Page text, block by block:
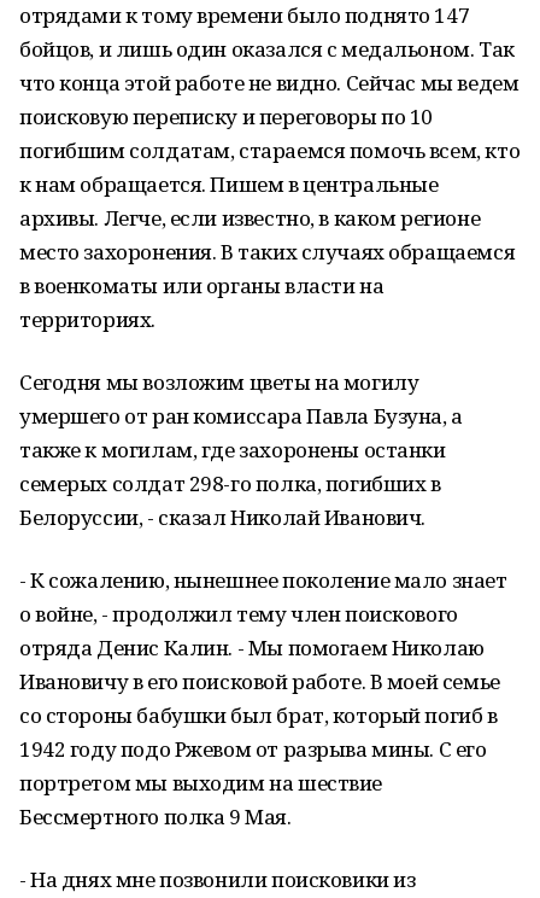
отрядами к тому времени было поднято 147
бойцов, и лишь один оказался с медальоном. Так
что конца этой работе не видно. Сейчас мы ведем
поисковую переписку и переговоры по 10
погибшим солдатам, стараемся помочь всем, кто
к нам обращается. Пишем в центральные
архивы. Легче, если известно, в каком регионе
место захоронения. В таких случаях обращаемся
в военкоматы или органы власти на
территориях.
Сегодня мы возложим цветы на могилу
умершего от ран комиссара Павла Бузуна, а
также к могилам, где захоронены останки
семерых солдат 298-го полка, погибших в
Белоруссии, - сказал Николай Иванович.
- К сожалению, нынешнее поколение мало знает
о войне, - продолжил тему член поискового
отряда Денис Калин. - Мы помогаем Николаю
Ивановичу в его поисковой работе. В моей семье
со стороны бабушки был брат, который погиб в
1942 году подо Ржевом от разрыва мины. С его
портретом мы выходим на шествие
Бессмертного полка 9 Мая.
- На днях мне позвонили поисковики из